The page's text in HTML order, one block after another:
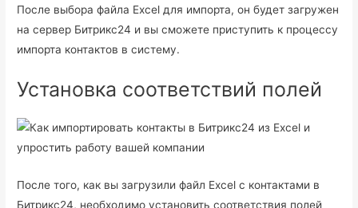
После выбора файла Excel для импорта, он будет загружен
на сервер Битрикс24 и вы сможете приступить к процессу
импорта контактов в систему.
Установка соответствий полей
После того, как вы загрузили файл Excel с контактами в
Битрикс24, необходимо установить соответствия полей